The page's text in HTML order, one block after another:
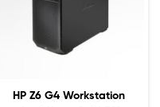
HP Z6 G4 Workstation